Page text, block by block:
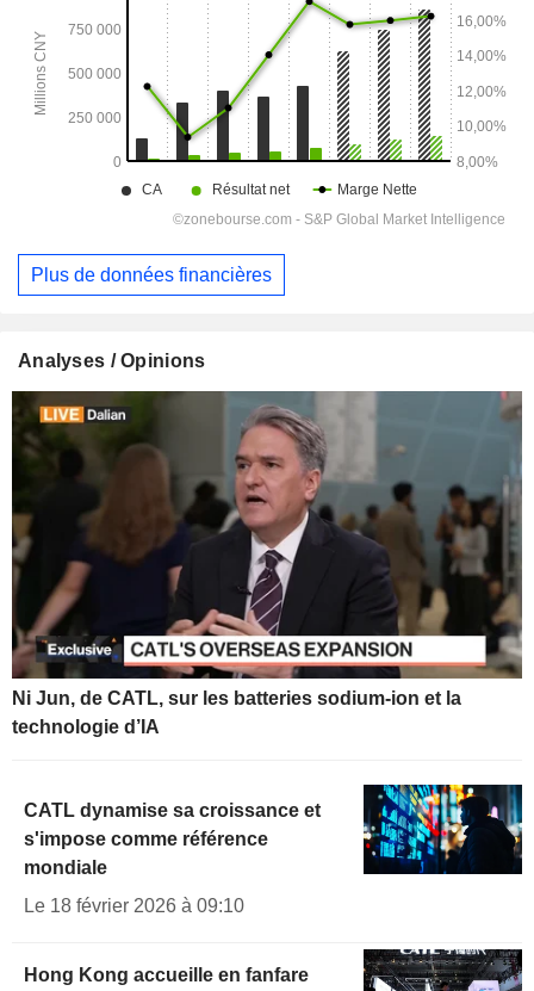
Plus de données financières
Analyses / Opinions
Ni Jun, de CATL, sur les batteries sodium-ion et la
technologie d’IA
CATL dynamise sa croissance et
s'impose comme référence
mondiale
Le 18 février 2026 à 09:10
Hong Kong accueille en fanfare